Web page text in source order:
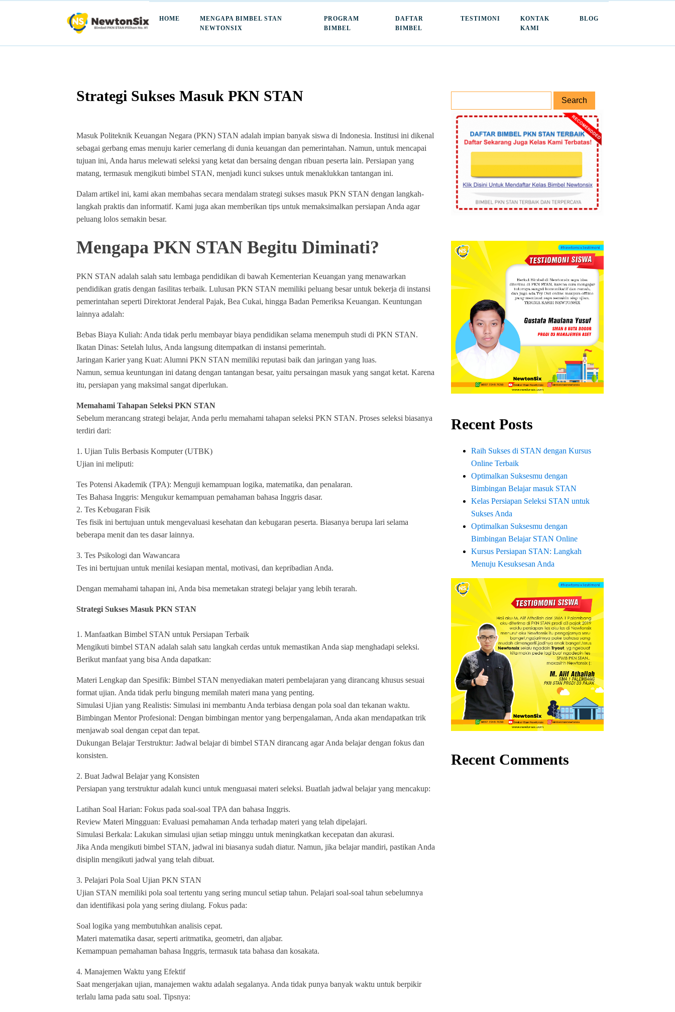
HOME
MENGAPA BIMBEL STAN
NEWTONSIX
PROGRAM
BIMBEL
DAFTAR
BIMBEL
TESTIMONI
KONTAK
KAMI
BLOG
Strategi Sukses Masuk PKN STAN
Masuk Politeknik Keuangan Negara (PKN) STAN adalah impian banyak siswa di Indonesia. Institusi ini dikenal
sebagai gerbang emas menuju karier cemerlang di dunia keuangan dan pemerintahan. Namun, untuk mencapai
tujuan ini, Anda harus melewati seleksi yang ketat dan bersaing dengan ribuan peserta lain. Persiapan yang
matang, termasuk mengikuti bimbel STAN, menjadi kunci sukses untuk menaklukkan tantangan ini.
Dalam artikel ini, kami akan membahas secara mendalam strategi sukses masuk PKN STAN dengan langkah-
langkah praktis dan informatif. Kami juga akan memberikan tips untuk memaksimalkan persiapan Anda agar
peluang lolos semakin besar.
Mengapa PKN STAN Begitu Diminati?
PKN STAN adalah salah satu lembaga pendidikan di bawah Kementerian Keuangan yang menawarkan
pendidikan gratis dengan fasilitas terbaik. Lulusan PKN STAN memiliki peluang besar untuk bekerja di instansi
pemerintahan seperti Direktorat Jenderal Pajak, Bea Cukai, hingga Badan Pemeriksa Keuangan. Keuntungan
lainnya adalah:
Bebas Biaya Kuliah: Anda tidak perlu membayar biaya pendidikan selama menempuh studi di PKN STAN.
Ikatan Dinas: Setelah lulus, Anda langsung ditempatkan di instansi pemerintah.
Jaringan Karier yang Kuat: Alumni PKN STAN memiliki reputasi baik dan jaringan yang luas.
Namun, semua keuntungan ini datang dengan tantangan besar, yaitu persaingan masuk yang sangat ketat. Karena
itu, persiapan yang maksimal sangat diperlukan.
Memahami Tahapan Seleksi PKN STAN
Sebelum merancang strategi belajar, Anda perlu memahami tahapan seleksi PKN STAN. Proses seleksi biasanya
terdiri dari:
1. Ujian Tulis Berbasis Komputer (UTBK)
Ujian ini meliputi:
Tes Potensi Akademik (TPA): Menguji kemampuan logika, matematika, dan penalaran.
Tes Bahasa Inggris: Mengukur kemampuan pemahaman bahasa Inggris dasar.
2. Tes Kebugaran Fisik
Tes fisik ini bertujuan untuk mengevaluasi kesehatan dan kebugaran peserta. Biasanya berupa lari selama
beberapa menit dan tes dasar lainnya.
3. Tes Psikologi dan Wawancara
Tes ini bertujuan untuk menilai kesiapan mental, motivasi, dan kepribadian Anda.
Dengan memahami tahapan ini, Anda bisa memetakan strategi belajar yang lebih terarah.
Strategi Sukses Masuk PKN STAN
1. Manfaatkan Bimbel STAN untuk Persiapan Terbaik
Mengikuti bimbel STAN adalah salah satu langkah cerdas untuk memastikan Anda siap menghadapi seleksi.
Berikut manfaat yang bisa Anda dapatkan:
Materi Lengkap dan Spesifik: Bimbel STAN menyediakan materi pembelajaran yang dirancang khusus sesuai
format ujian. Anda tidak perlu bingung memilah materi mana yang penting.
Simulasi Ujian yang Realistis: Simulasi ini membantu Anda terbiasa dengan pola soal dan tekanan waktu.
Bimbingan Mentor Profesional: Dengan bimbingan mentor yang berpengalaman, Anda akan mendapatkan trik
menjawab soal dengan cepat dan tepat.
Dukungan Belajar Terstruktur: Jadwal belajar di bimbel STAN dirancang agar Anda belajar dengan fokus dan
konsisten.
2. Buat Jadwal Belajar yang Konsisten
Persiapan yang terstruktur adalah kunci untuk menguasai materi seleksi. Buatlah jadwal belajar yang mencakup:
Latihan Soal Harian: Fokus pada soal-soal TPA dan bahasa Inggris.
Review Materi Mingguan: Evaluasi pemahaman Anda terhadap materi yang telah dipelajari.
Simulasi Berkala: Lakukan simulasi ujian setiap minggu untuk meningkatkan kecepatan dan akurasi.
Jika Anda mengikuti bimbel STAN, jadwal ini biasanya sudah diatur. Namun, jika belajar mandiri, pastikan Anda
disiplin mengikuti jadwal yang telah dibuat.
3. Pelajari Pola Soal Ujian PKN STAN
Ujian STAN memiliki pola soal tertentu yang sering muncul setiap tahun. Pelajari soal-soal tahun sebelumnya
dan identifikasi pola yang sering diulang. Fokus pada:
Soal logika yang membutuhkan analisis cepat.
Materi matematika dasar, seperti aritmatika, geometri, dan aljabar.
Kemampuan pemahaman bahasa Inggris, termasuk tata bahasa dan kosakata.
4. Manajemen Waktu yang Efektif
Saat mengerjakan ujian, manajemen waktu adalah segalanya. Anda tidak punya banyak waktu untuk berpikir
terlalu lama pada satu soal. Tipsnya:
Recent Posts
Raih Sukses di STAN dengan Kursus
Online Terbaik
Optimalkan Suksesmu dengan
Bimbingan Belajar masuk STAN
Kelas Persiapan Seleksi STAN untuk
Sukses Anda
Optimalkan Suksesmu dengan
Bimbingan Belajar STAN Online
Kursus Persiapan STAN: Langkah
Menuju Kesuksesan Anda
Recent Comments